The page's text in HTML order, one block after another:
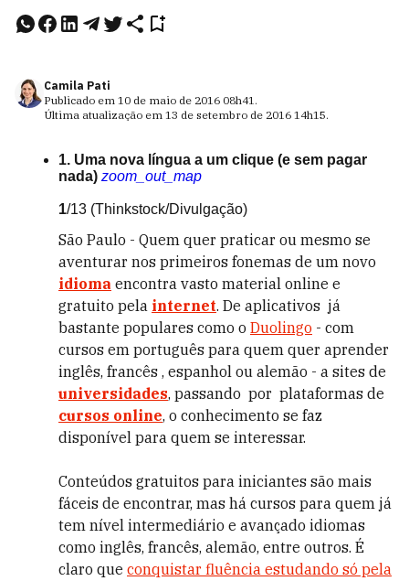
Camila Pati
Publicado em 10 de maio de 2016 08h41.
Última atualização em 13 de setembro de 2016 14h15.
1. Uma nova língua a um clique (e sem pagar
nada) zoom_out_map
1/13 (Thinkstock/Divulgação)
São Paulo - Quem quer praticar ou mesmo se
aventurar nos primeiros fonemas de um novo
idioma encontra vasto material online e
gratuito pela internet. De aplicativos já
bastante populares como o Duolingo - com
cursos em português para quem quer aprender
inglês, francês , espanhol ou alemão - a sites de
universidades, passando por plataformas de
cursos online, o conhecimento se faz
disponível para quem se interessar.
Conteúdos gratuitos para iniciantes são mais
fáceis de encontrar, mas há cursos para quem já
tem nível intermediário e avançado idiomas
como inglês, francês, alemão, entre outros. É
claro que conquistar fluência estudando só pela